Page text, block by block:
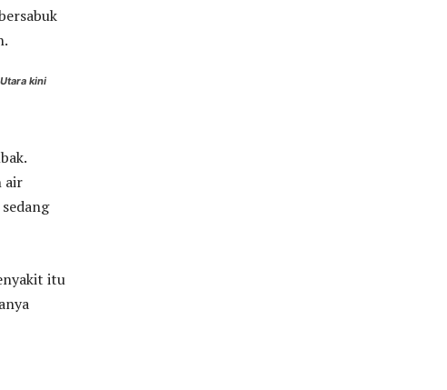
kini
air
itu